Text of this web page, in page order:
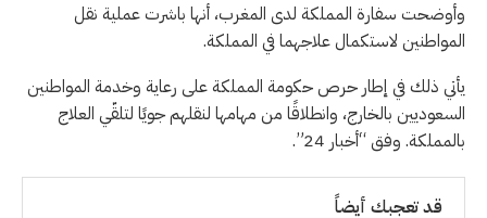
وأوضحت سفارة المملكة لدى المغرب، أنها باشرت عملية نقل
المواطنين لاستكمال علاجهما في المملكة.
يأتي ذلك في إطار حرص حكومة المملكة على رعاية وخدمة المواطنين
السعوديين بالخارج، وانطلاقًا من مهامها لنقلهم جويًا لتلقّي العلاج
بالمملكة. وفق “أخبار 24”.
قد تعجبك أيضاً